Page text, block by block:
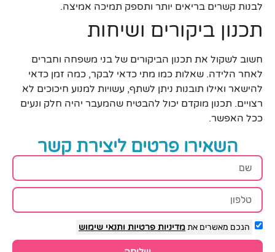
לבנות קשרים בריאים יותר ותספק תמיכה אמיצה.
תכנון ביקורים ושיחות
חשוב לשקול את תכנון הביקורים של בני משפחה וחברים
לאחר הלידה. שאלות כמו מתי כדאי לבקר, כמה זמן כדאי
להישאר ואילו תובנות ניתן לשתף, עשויות למנוע חיכוכים לא
רצויים. תכנון מוקדם יכול להבטיח שהמעבר יהיה חלק ונעים
ככל האפשר.
השאירו פרטים ליצירת קשר
הנכם מאשרים אתמדיניות פרטיות ותנאי שימוש